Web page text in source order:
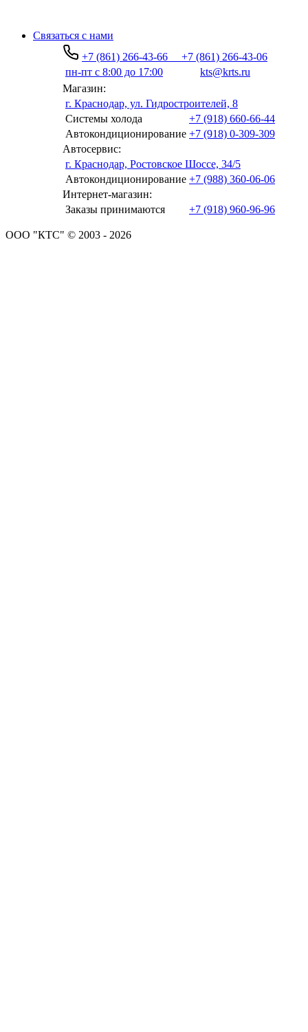
Связаться с нами
+7 (861) 266-43-66
+7 (861) 266-43-06
пн-пт с 8:00 до 17:00
kts@krts.ru
Магазин:
г. Краснодар, ул. Гидростроителей, 8
Системы холода
+7 (918) 660-66-44
Автокондиционирование +7 (918) 0-309-309
Автосервис:
г. Краснодар, Ростовское Шоссе, 34/5
Автокондиционирование +7 (988) 360-06-06
Интернет-магазин:
Заказы принимаются
+7 (918) 960-96-96
ООО "КТС" © 2003 - 2026